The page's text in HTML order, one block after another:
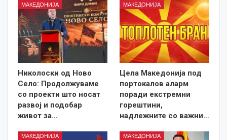
МАКЕДОНИЈА
Николоски од Ново
Село: Продолжуваме
со проекти што носат
развој и подобар
живот за…
МАКЕДОНИЈА
Цела Македонија под
портокалов аларм
поради екстремни
горештини,
надлежните со важни…
МАКЕДОНИЈА МАКЕДОНИЈА